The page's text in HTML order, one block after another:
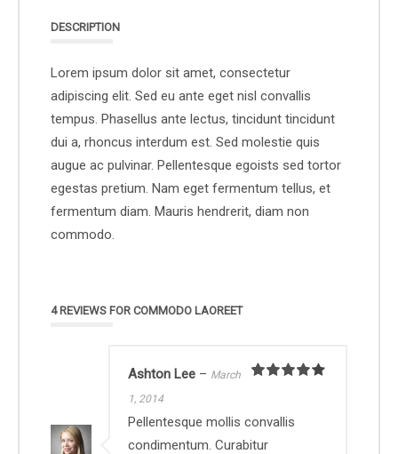
DESCRIPTION
Lorem ipsum dolor sit amet, consectetur
adipiscing elit. Sed eu ante eget nisl convallis
tempus. Phasellus ante lectus, tincidunt tincidunt
dui a, rhoncus interdum est. Sed molestie quis
augue ac pulvinar. Pellentesque egoists sed tortor
egestas pretium. Nam eget fermentum tellus, et
fermentum diam. Mauris hendrerit, diam non
commodo.
4 REVIEWS FOR COMMODO LAOREET
Ashton Lee – March
1, 2014
Pellentesque mollis convallis
condimentum. Curabitur